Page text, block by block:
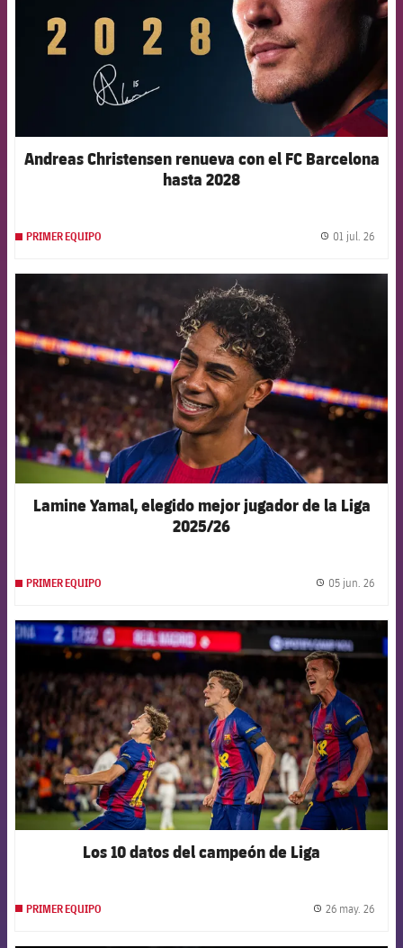
Andreas Christensen renueva con el FC Barcelona
hasta 2028
PRIMER EQUIPO 01 jul. 26
FCB Barcelona badge
Lamine Yamal, elegido mejor jugador de la Liga
2025/26
PRIMER EQUIPO 05 jun. 26
FCB Barcelona badge
Los 10 datos del campeón de Liga
PRIMER EQUIPO 26 may. 26